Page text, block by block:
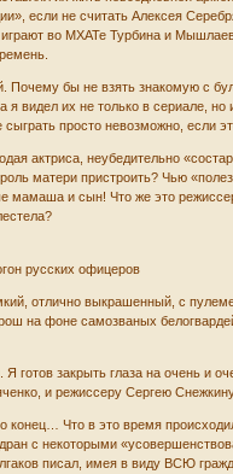
если не считать Алексея
во МХАТе Турбина и
бы не взять знакомую с
видел их не только в сериале,
просто невозможно, если
актриса, неубедительно
матери пристроить? Чью
мамаша и сын! Что же это
русских офицеров
отлично выкрашенный, с
на фоне самозваных
закрыть глаза на очень и
и режиссеру Сергею
Что в это время
с некоторыми
писал, имея в виду ВСЮ